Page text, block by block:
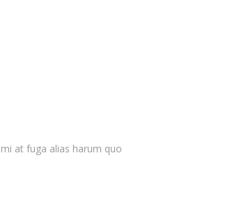
at fuga alias harum quo